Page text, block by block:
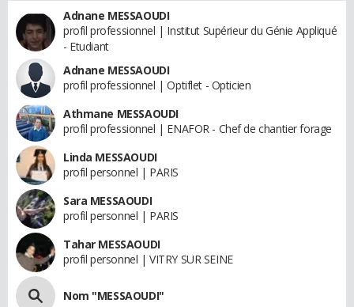
Adnane MESSAOUDI
profil professionnel | Institut Supérieur du Génie Appliqué
- Etudiant
Adnane MESSAOUDI
profil professionnel | Optiflet - Opticien
Athmane MESSAOUDI
profil professionnel | ENAFOR - Chef de chantier forage
Linda MESSAOUDI
profil personnel | PARIS
Sara MESSAOUDI
profil personnel | PARIS
Tahar MESSAOUDI
profil personnel | VITRY SUR SEINE
Nom "MESSAOUDI"